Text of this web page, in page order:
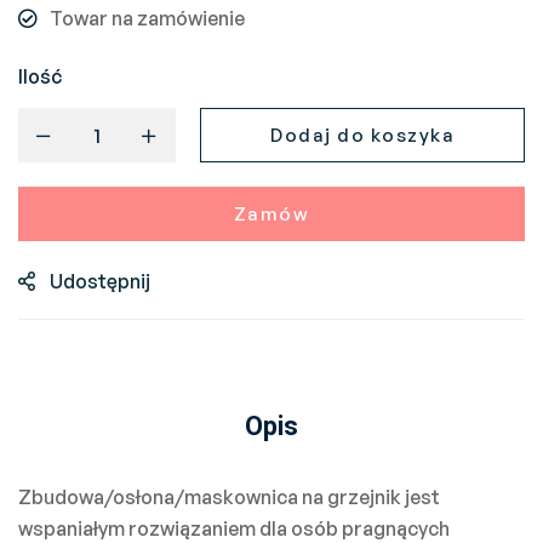
Towar na zamówienie
Ilość
Dodaj do koszyka
Zamów
Udostępnij
Opis
Zbudowa/osłona/maskownica na grzejnik jest
wspaniałym rozwiązaniem dla osób pragnących